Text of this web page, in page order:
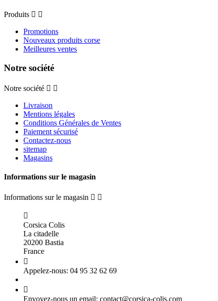
Produits  
Promotions
Nouveaux produits corse
Meilleures ventes
Notre société
Notre société  
Livraison
Mentions légales
Conditions Générales de Ventes
Paiement sécurisé
Contactez-nous
sitemap
Magasins
Informations sur le magasin
Informations sur le magasin  

Corsica Colis
La citadelle
20200 Bastia
France

Appelez-nous: 04 95 32 62 69

Envoyez-nous un email: contact@corsica-colis.com